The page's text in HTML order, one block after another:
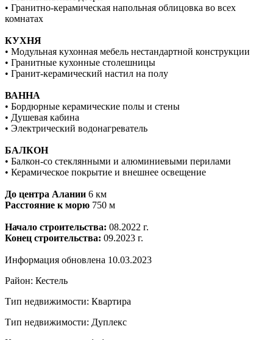
• Гранитно-керамическая напольная облицовка во всех
комнатах
КУХНЯ
• Модульная кухонная мебель нестандартной конструкции
• Гранитные кухонные столешницы
• Гранит-керамический настил на полу
ВАННА
• Бордюрные керамические полы и стены
• Душевая кабина
• Электрический водонагреватель
БАЛКОН
• Балкон-со стеклянными и алюминиевыми перилами
• Керамическое покрытие и внешнее освещение
До центра Алании 6 км
Расстояние к морю 750 м
Начало строительства: 08.2022 г.
Конец cтроительства: 09.2023 г.
Информация обновлена 10.03.2023
Район: Кестель
Тип недвижимости: Квартира
Тип недвижимости: Дуплекс